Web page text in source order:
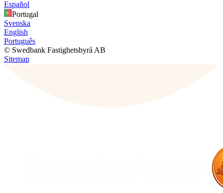
Español
Portugal
Svenska
English
Português
© Swedbank Fastighetsbyrå AB
Sitemap